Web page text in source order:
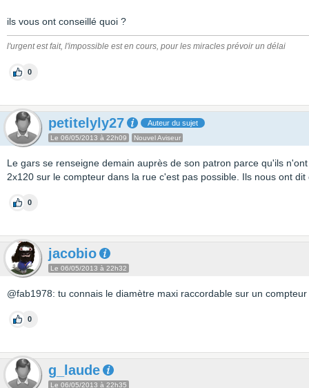
ils vous ont conseillé quoi ?
l'urgent est fait, l'impossible est en cours, pour les miracles prévoir un délai
0
petitelyly27 Auteur du sujet
Le 06/05/2013 à 22h09 Nouvel Aviseur
Le gars se renseigne demain auprès de son patron parce qu'ils
2x120 sur le compteur dans la rue c'est pas possible. Ils nous ont
0
jacobio
Le 06/05/2013 à 22h32
@fab1978: tu connais le diamètre maxi raccordable sur un
0
g_laude
Le 06/05/2013 à 22h35